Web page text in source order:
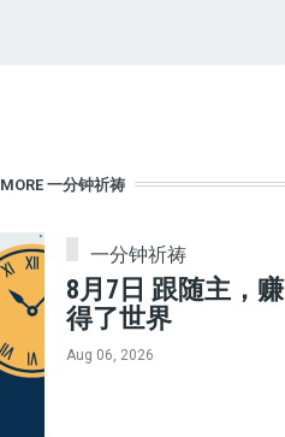
MORE 一分钟祈祷
一分钟祈祷
8月7日 跟随主，赚
得了世界
Aug 06, 2026